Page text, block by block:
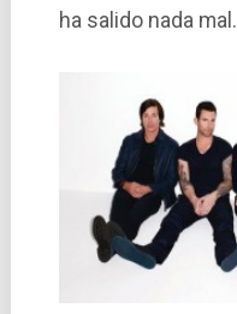
ha salido nada mal.